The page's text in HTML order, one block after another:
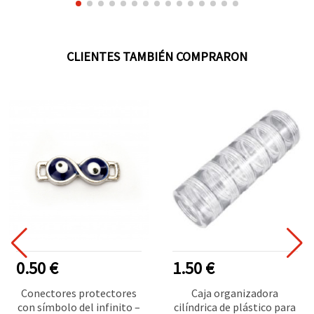
CLIENTES TAMBIÉN COMPRARON
0.50 €
Conectores protectores
con símbolo del infinito –
1.50 €
Caja organizadora
cilíndrica de plástico para